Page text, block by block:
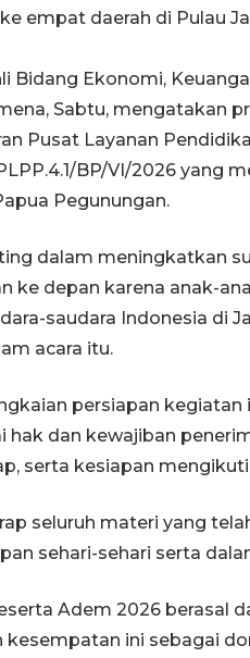
empat daerah di Pulau
Bidang Ekonomi,
Sabtu, mengatakan
Pusat Layanan
BP/VI/2026 yang
Pegunungan.
dalam meningkatkan
ke depan karena anak-
saudara Indonesia di
acara itu.
persiapan
dan kewajiban
serta kesiapan
seluruh materi yang
sehari-sehari serta
Adem 2026 berasal
kesempatan ini sebagai